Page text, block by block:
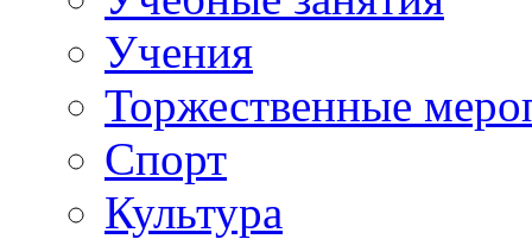
Учения
Торжественные
Спорт
Культура